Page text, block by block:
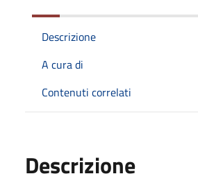
Descrizione
A cura di
Contenuti correlati
Descrizione